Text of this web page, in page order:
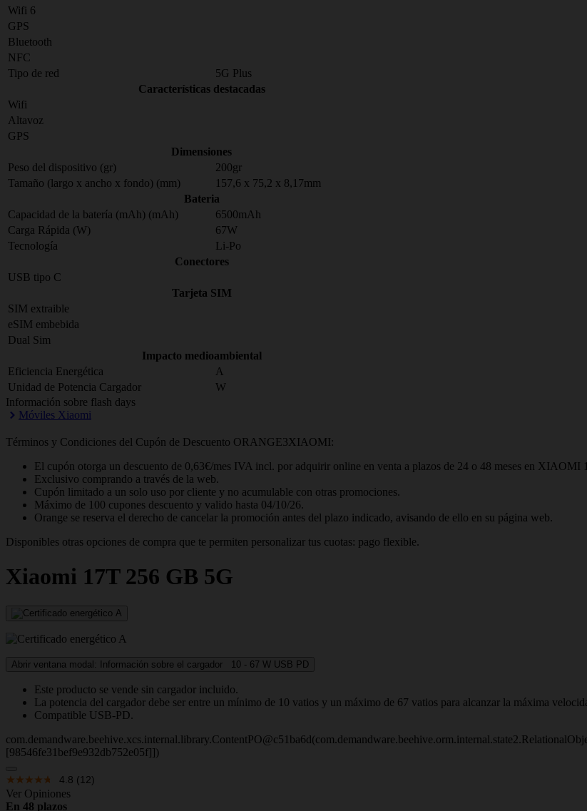
Wifi 6
GPS
Bluetooth
NFC
Tipo de red
5G Plus
Características destacadas
Wifi
Altavoz
GPS
Dimensiones
Peso del dispositivo (gr)
200gr
Tamaño (largo x ancho x fondo) (mm)
157,6 x 75,2 x 8,17mm
Bateria
Capacidad de la batería (mAh) (mAh)
6500mAh
Carga Rápida (W)
67W
Tecnología
Li-Po
Conectores
USB tipo C
Tarjeta SIM
SIM extraible
eSIM embebida
Dual Sim
Impacto medioambiental
Eficiencia Energética
A
Unidad de Potencia Cargador
W
Información sobre flash days
Móviles Xiaomi
Términos y Condiciones del Cupón de Descuento ORANGE3XIAOMI:
El cupón otorga un descuento de 0,63€/mes IVA incl. por adquirir online en venta a plazos de 24 o 48 meses en
Exclusivo comprando a través de la web.
Cupón limitado a un solo uso por cliente y no acumulable con otras promociones.
Máximo de 100 cupones descuento y valido hasta 04/10/26.
Orange se reserva el derecho de cancelar la promoción antes del plazo indicado, avisando de ello en su página web.
Disponibles otras opciones de compra que te permiten personalizar tus cuotas: pago flexible.
Xiaomi 17T 256 GB 5G
Abrir ventana modal: Información sobre el cargador 10 - 67 W USB PD
Este producto se vende sin cargador incluido.
La potencia del cargador debe ser entre un mínimo de 10 vatios y un máximo de 67 vatios para alcanzar la máxima
Compatible USB-PD.
[98546fe31bef9e932db752e05f]])
4.8 (12)
Ver Opiniones
En 48 plazos